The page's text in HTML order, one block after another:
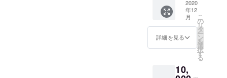
ださっ
たイバ
ラッ
パー
（イバ
ご提供
ジナル
マグ
カップ
●オリ
ジナル
トート
バック
クド
チーズ
2020
年12
月
詳細を見る
こ
の
リ
タ
ー
ン
を
選
択
す
る
10,